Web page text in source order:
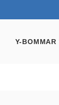
Y-BOMMAR